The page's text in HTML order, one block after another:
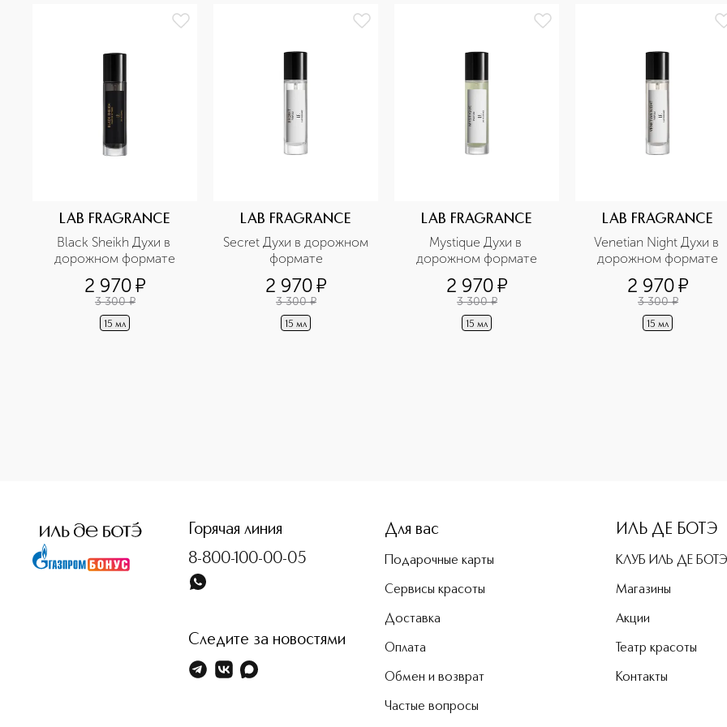
LAB FRAGRANCE
Black Sheikh Духи в
дорожном формате
2 970¤
3 300 ¤
15 мл
LAB FRAGRANCE
Secret Духи в дорожном
формате
2 970¤
3 300 ¤
15 мл
LAB FRAGRANCE
Mystique Духи в
дорожном формате
2 970¤
3 300 ¤
15 мл
LAB FRAGRANCE
Venetian Night Духи в
дорожном формате
2 970¤
3 300 ¤
15 мл
Горячая линия
8-800-100-00-05
Следите за новостями
Для вас
Подарочные карты
Сервисы красоты
Доставка
Оплата
Обмен и возврат
Частые вопросы
ИЛЬ ДЕ БОТЭ
КЛУБ ИЛЬ ДЕ БОТЭ
Магазины
Акции
Театр красоты
Контакты